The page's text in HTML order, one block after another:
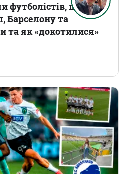
футболістів, що
Барселону та
та як «докотилися»